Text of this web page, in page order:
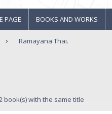
PAGE BOOKS AND WORKS
Ramayana Thai.
book(s) with the same title